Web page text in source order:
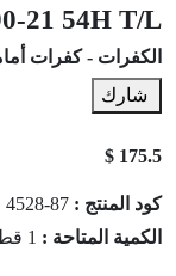
21 54H T/L
الكفرات - كفرات
شارك
175.5 $
كود المنتج :
الكمية المتاحة : 1 قطع